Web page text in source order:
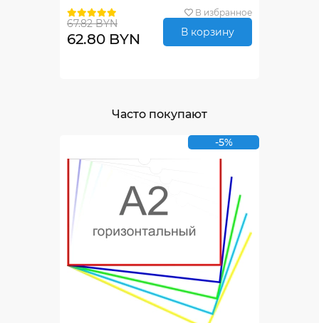
В избранное
67.82 BYN
62.80 BYN В корзину
Часто покупают
-5%